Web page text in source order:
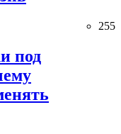
255
под